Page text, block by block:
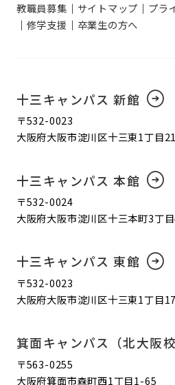
教職員募集 サイトマップ プラ
修学支援
卒業生の方へ
十三キャンパス 新館
〒532-0023
大阪府大阪市淀川区十三東1丁目
十三キャンパス 本館
〒532-0024
大阪府大阪市淀川区十三本町3丁
十三キャンパス 東館
〒532-0023
大阪府大阪市淀川区十三東1丁目
箕面キャンパス（北大阪校
〒563-0255
大阪府箕面市森町西1丁目1-65